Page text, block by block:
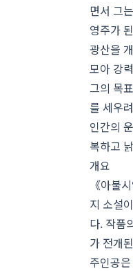
면서 그
영주가
광산을
모아 강
그의 목
를 세우
인간의
복하고
개요
《아불
지 소설
다. 작품
가 전개
주인공